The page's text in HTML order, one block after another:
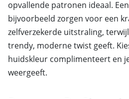
opvallende patronen ideaal.
bijvoorbeeld zorgen voor een
zelfverzekerde uitstraling,
trendy, moderne twist geeft.
huidskleur complimenteert en
weergeeft.